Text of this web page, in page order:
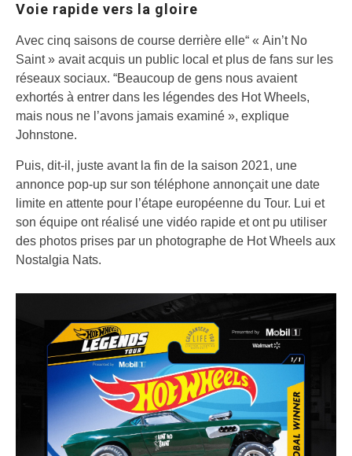
Voie rapide vers la gloire
Avec cinq saisons de course derrière elle“ « Ain’t No
Saint » avait acquis un public local et plus de fans sur les
réseaux sociaux. “Beaucoup de gens nous avaient
exhortés à entrer dans les légendes des Hot Wheels,
mais nous ne l’avons jamais examiné », explique
Johnstone.
Puis, dit-il, juste avant la fin de la saison 2021, une
annonce pop-up sur son téléphone annonçait une date
limite en attente pour l’étape européenne du Tour. Lui et
son équipe ont réalisé une vidéo rapide et ont pu utiliser
des photos prises par un photographe de Hot Wheels aux
Nostalgia Nats.